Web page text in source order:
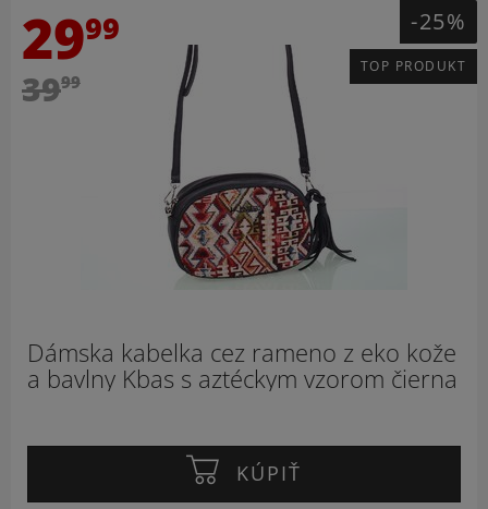
2999
3999
-25%
TOP PRODUKT
Dámska kabelka cez rameno z eko kože
a bavlny Kbas s aztéckym vzorom čierna
KÚPIŤ